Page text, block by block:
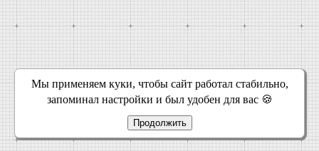
Мы применяем куки, чтобы сайт работал стабильно,
запоминал настройки и был удобен для вас 🍪
Продолжить